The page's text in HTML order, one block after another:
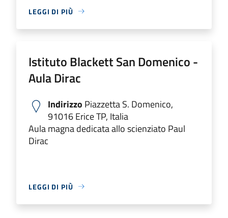
LEGGI DI PIÙ
Istituto Blackett San Domenico -
Aula Dirac
Indirizzo Piazzetta S. Domenico,
91016 Erice TP, Italia
Aula magna dedicata allo scienziato Paul
Dirac
LEGGI DI PIÙ